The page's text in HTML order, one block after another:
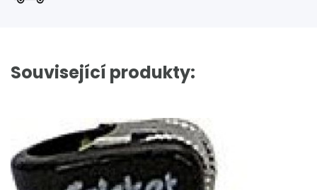
Související produkty: